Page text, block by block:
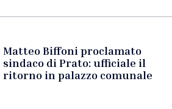
Matteo Biffoni proclamato
sindaco di Prato: ufficiale il
ritorno in palazzo comunale